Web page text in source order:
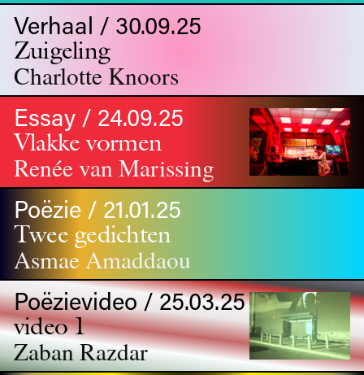
Verhaal / 30.09.25
Zuigeling
Charlotte Knoors
Essay / 24.09.25
Vlakke vormen
Renée van Marissing
Poëzie / 21.01.25
Twee gedichten
Asmae Amaddaou
Poëzievideo / 25.03.25
video 1
Zaban Razdar